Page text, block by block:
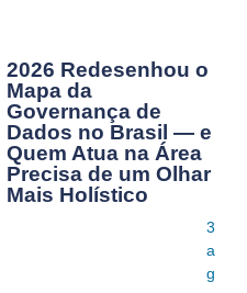
2026 Redesenhou o
Mapa da
Governança de
Dados no Brasil — e
Quem Atua na Área
Precisa de um Olhar
Mais Holístico
3
a
g